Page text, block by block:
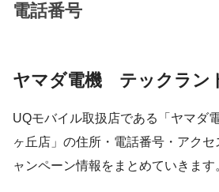
電話番号
ヤマダ電機 テックラン
UQモバイル取扱店である「ヤマダ
ヶ丘店」の住所・電話番号・アク
ャンペーン情報をまとめていきます